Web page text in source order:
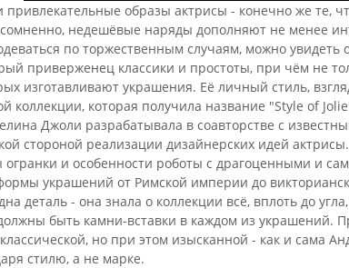
образы актрисы - конечно же те,
недешёвые наряды дополняют не менее
по торжественным случаям, можно увидеть
приверженец классики и простоты, при чём не
изготавливают украшения. Её личный стиль,
коллекции, которая получила название "Style of
Джоли разрабатывала в соавторстве с
стороной реализации дизайнерских идей
огранки и особенности роботы с драгоценными и
украшений от Римской империи до
деталь - она знала о коллекции всё, вплоть до
быть камни-вставки в каждом из украшений.
но при этом изысканной - как и сама
стилю, а не марке.